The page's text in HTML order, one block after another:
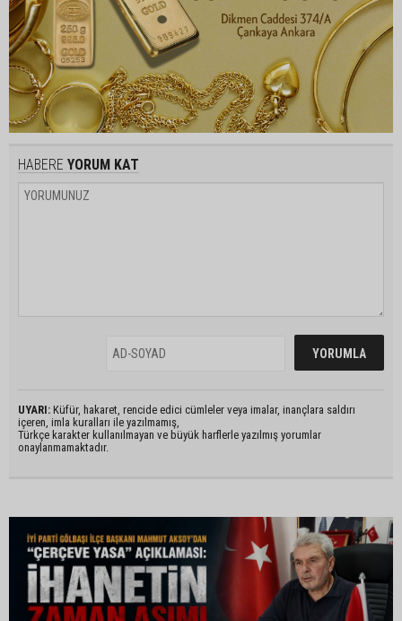
HABERE YORUM KAT
UYARI: Küfür, hakaret, rencide edici cümleler veya imalar, inançlara saldırı
içeren, imla kuralları ile yazılmamış,
Türkçe karakter kullanılmayan ve büyük harflerle yazılmış yorumlar
onaylanmamaktadır.